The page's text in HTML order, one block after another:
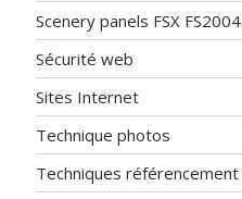
Scenery panels FSX FS2004
Sécurité web
Sites Internet
Technique photos
Techniques référencement